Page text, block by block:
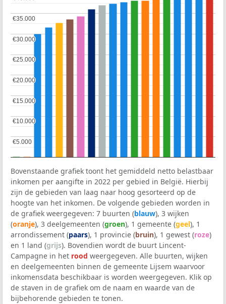
€5.000
€5.000
€10.000
€10.000
€15.000
€15.000
€20.000
€20.000
€25.000
€25.000
€30.000
€30.000
€35.000
€35.000
Bovenstaande grafiek toont het gemiddeld netto belastbaar
inkomen per aangifte in 2022 per gebied in België. Hierbij
zijn de gebieden van laag naar hoog gesorteerd op de
hoogte van het inkomen. De volgende gebieden worden in
de grafiek weergegeven: 7 buurten (blauw), 3 wijken
(oranje), 3 deelgemeenten (groen), 1 gemeente (geel), 1
arrondissement (paars), 1 provincie (bruin), 1 gewest (roze)
en 1 land (grijs). Bovendien wordt de buurt Lincent-
Campagne in het rood weergegeven. Alle buurten, wijken
en deelgemeenten binnen de gemeente Lijsem waarvoor
inkomensdata beschikbaar is worden weergegeven. Klik op
de staven in de grafiek om de naam en waarde van de
bijbehorende gebieden te tonen.